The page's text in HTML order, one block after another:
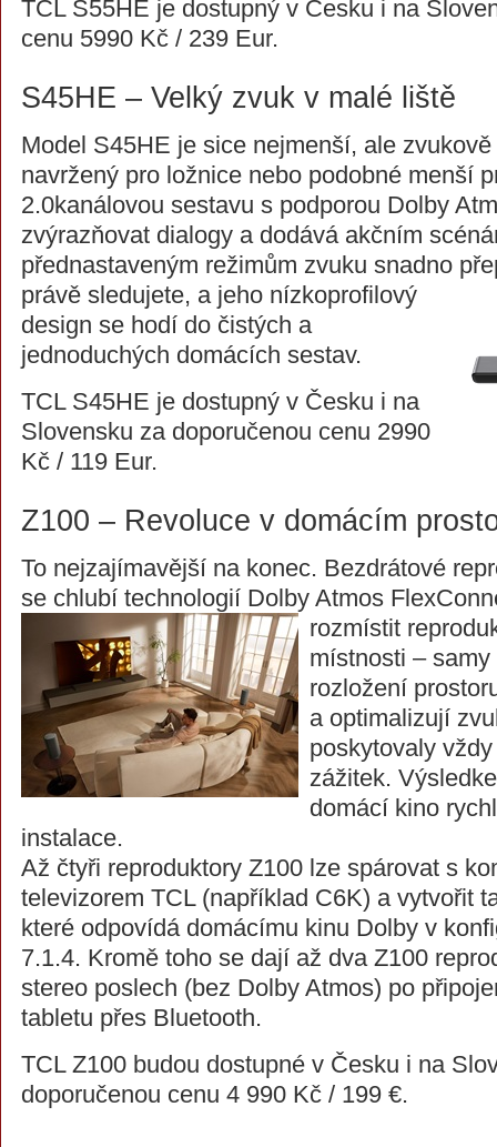
TCL S55HE je dostupný v Česku i na
cenu 5990 Kč / 239 Eur.
S45HE – Velký zvuk v malé liště
Model S45HE je sice nejmenší, ale
navržený pro ložnice nebo podobné menší
2.0kanálovou sestavu s podporou Dolby
zvýrazňovat dialogy a dodává akčním
přednastaveným režimům zvuku snadno
právě sledujete, a jeho nízkoprofilový
design se hodí do čistých a
jednoduchých domácích sestav.
TCL S45HE je dostupný v Česku i na
Slovensku za doporučenou cenu 2990
Kč / 119 Eur.
Z100 – Revoluce v domácím
To nejzajímavější na konec. Bezdrátové
se chlubí technologií Dolby Atmos
rozmístit
místnosti –
rozložení
a optimalizují
poskytovaly
zážitek.
domácí kino
instalace.
Až čtyři reproduktory Z100 lze spárovat s
televizorem TCL (například C6K) a vytvořit
které odpovídá domácímu kinu Dolby v
7.1.4. Kromě toho se dají až dva Z100
stereo poslech (bez Dolby Atmos) po
tabletu přes Bluetooth.
TCL Z100 budou dostupné v Česku i na
doporučenou cenu 4 990 Kč / 199 €.